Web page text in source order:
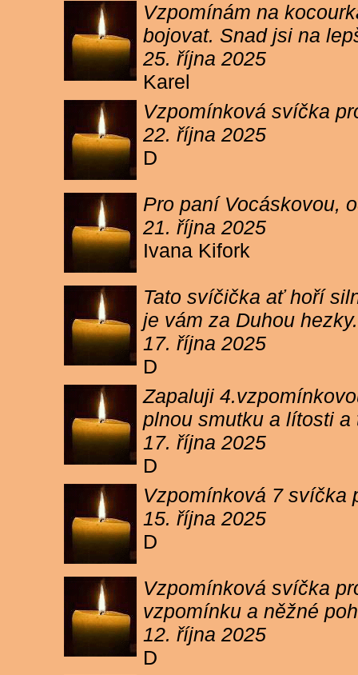
Vzpomínám na
bojovat. Snad jsi na
25. října 2025
Karel
Vzpomínková svíčka
22. října 2025
D
Pro paní Vocáskovou,
21. října 2025
Ivana Kifork
Tato svíčička ať hoří
je vám za Duhou
17. října 2025
D
Zapaluji
plnou smutku a lítosti
17. října 2025
D
Vzpomínková 7 svíčka
15. října 2025
D
Vzpomínková svíčka
vzpomínku a něžné
12. října 2025
D